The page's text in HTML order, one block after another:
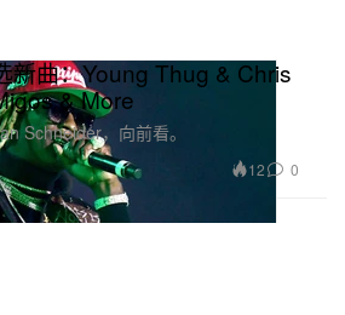
新曲：Young Thug & Chris
& More
Schneider，向前看。
12 0